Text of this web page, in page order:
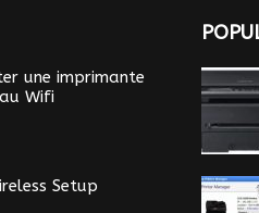
une imprimante
Wifi
Setup